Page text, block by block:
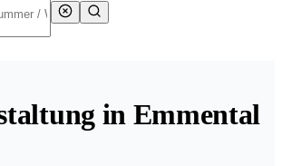
in Emmental